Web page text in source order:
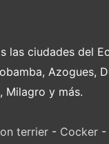
ciudades del
Azogues,
Milagro y más.
terrier - Cocker -